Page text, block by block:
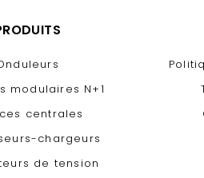
modulaires N+1
centrales
chargeurs
de tension